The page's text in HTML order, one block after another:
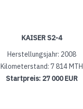
KAISER S2-4
Herstellungsjahr: 2008
Kilometerstand: 7 814 MTH
Startpreis: 27 000 EUR